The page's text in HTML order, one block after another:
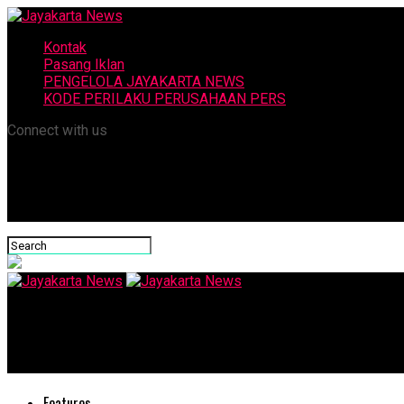
Kontak
Pasang Iklan
PENGELOLA JAYAKARTA NEWS
KODE PERILAKU PERUSAHAAN PERS
Connect with us